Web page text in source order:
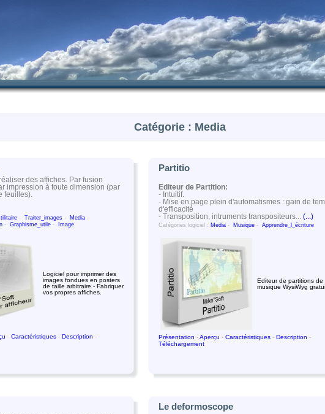
Catégorie : Media
des affiches. Par fusion
impression à toute dimension (par
feuilles).
- Traiter_images - Media -
- Graphisme_utile - Image
Logiciel pour imprimer des
images fondues en posters
de taille arbitraire - Fabriquer
vos propres affiches.
- Caractéristiques - Description -
Partitio
Editeur de Partition:
- Intuitif.
- Mise en page plein d'automatismes : gain de
d'efficacité
- Transposition, intruments transpositeurs... (...)
Catégories logiciel : Media - Musique - Apprendre_l_écriture
Editeur de partitions de
musique WysiWyg
Présentation -Aperçu - Caractéristiques - Description -
Téléchargement
Le deformoscope